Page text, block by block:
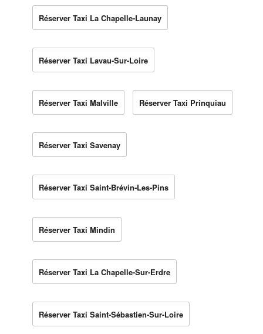
Réserver Taxi La Chapelle-Launay
Réserver Taxi Lavau-Sur-Loire
Réserver Taxi Malville Réserver Taxi Prinquiau
Réserver Taxi Savenay
Réserver Taxi Saint-Brévin-Les-Pins
Réserver Taxi Mindin
Réserver Taxi La Chapelle-Sur-Erdre
Réserver Taxi Saint-Sébastien-Sur-Loire